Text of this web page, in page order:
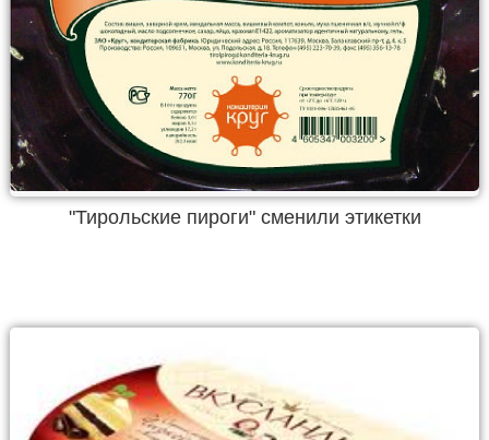
"Тирольские пироги" сменили этикетки